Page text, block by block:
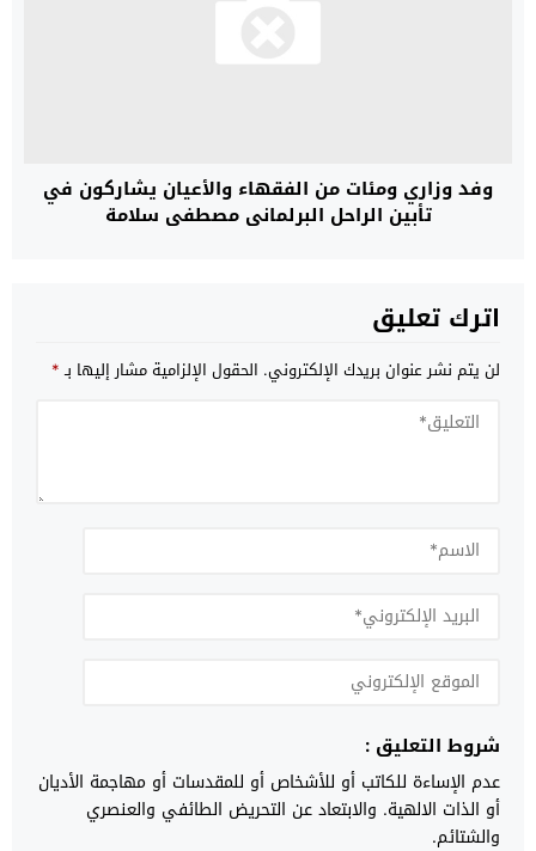
وفد وزاري ومئات من الفقهاء والأعيان يشاركون في
تأبين الراحل البرلماني مصطفى سلامة
اترك تعليق
لن يتم نشر عنوان بريدك الإلكتروني. الحقول الإلزامية مشار إليها بـ*
شروط التعليق :
عدم الإساءة للكاتب أو للأشخاص أو للمقدسات أو مهاجمة الأديان
أو الذات الالهية. والابتعاد عن التحريض الطائفي والعنصري
والشتائم.